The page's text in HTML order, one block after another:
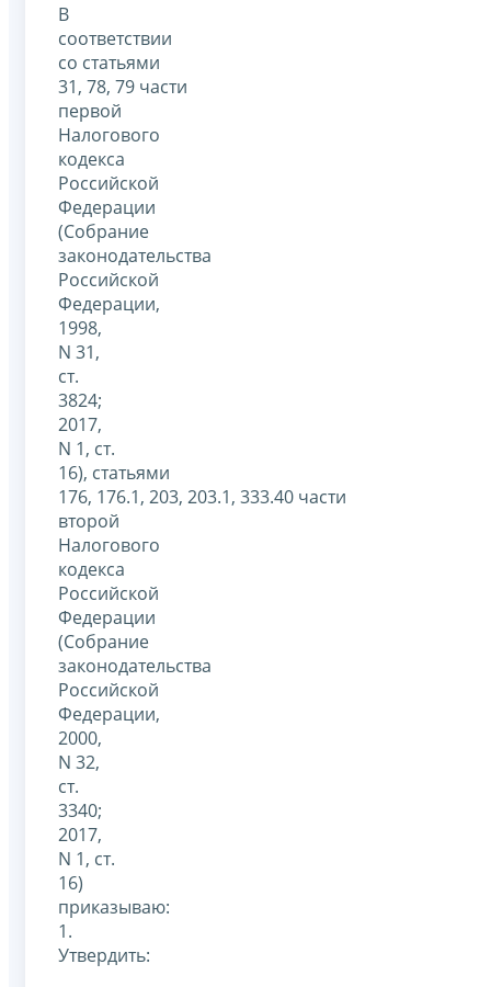
В
соответствии
со статьями
31, 78, 79 части
первой
Налогового
кодекса
Российской
Федерации
(Собрание
законодательства
Российской
Федерации,
1998,
N 31,
ст.
3824;
2017,
N 1, ст.
16), статьями
176, 176.1, 203, 203.1, 333.40 части
второй
Налогового
кодекса
Российской
Федерации
(Собрание
законодательства
Российской
Федерации,
2000,
N 32,
ст.
3340;
2017,
N 1, ст.
16)
приказываю:
1.
Утвердить: